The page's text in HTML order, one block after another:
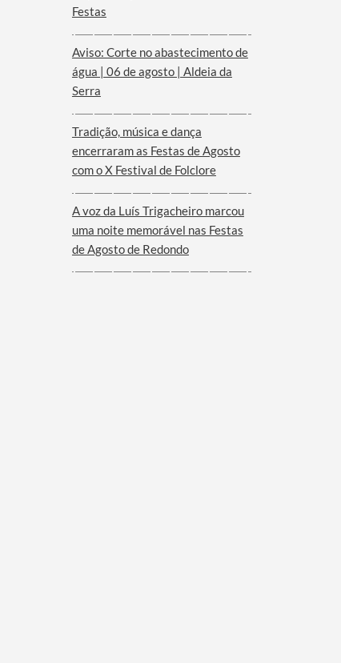
Festas
Aviso: Corte no abastecimento de
água | 06 de agosto | Aldeia da
Serra
Tradição, música e dança
encerraram as Festas de Agosto
com o X Festival de Folclore
A voz da Luís Trigacheiro marcou
uma noite memorável nas Festas
de Agosto de Redondo